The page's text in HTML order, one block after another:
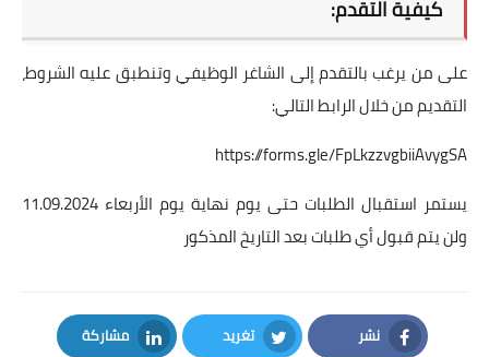
كيفية التقدم:
على من يرغب بالتقدم إلى الشاغر الوظيفي وتنطبق عليه الشروط،
التقديم من خلال الرابط التالي:
https://forms.gle/FpLkzzvgbiiAvygSA
يستمر استقبال الطلبات حتى يوم نهاية يوم الأربعاء 11.09.2024
ولن يتم قبول أي طلبات بعد التاريخ المذكور
نشر تغريد مشاركة